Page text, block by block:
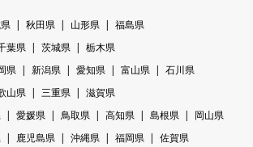
秋田県 山形県
福島県
葉県 茨城県
栃木県
県 新潟県 愛知県 富山県
石川県
山県 三重県
滋賀県
愛媛県 鳥取県 高知県 島根県
岡山県
鹿児島県 沖縄県 福岡県 佐賀県